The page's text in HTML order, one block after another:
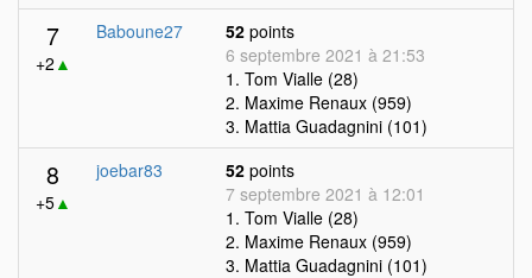
7
+2 ▲
Baboune27 52 points
6 septembre 2021 à 21:53
1. Tom Vialle (28)
2. Maxime Renaux (959)
3. Mattia Guadagnini (101)
8
+5▲
joebar83 52 points
7 septembre 2021 à 12:01
1. Tom Vialle (28)
2. Maxime Renaux (959)
3. Mattia Guadagnini (101)